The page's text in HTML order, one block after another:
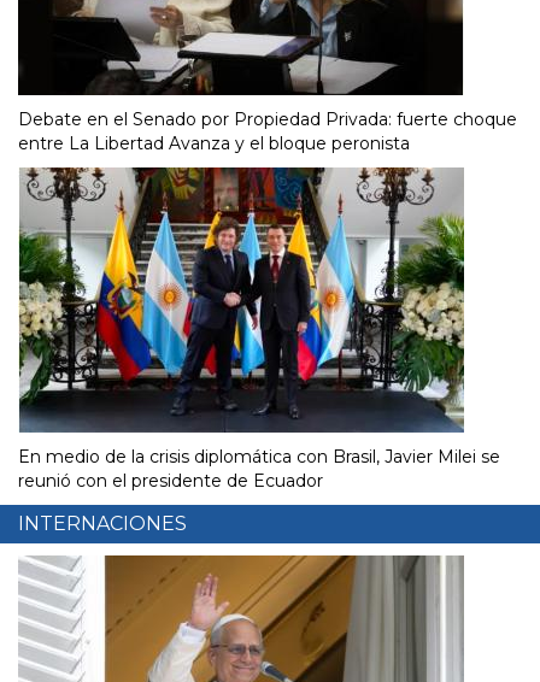
Debate en el Senado por Propiedad Privada: fuerte choque
entre La Libertad Avanza y el bloque peronista
En medio de la crisis diplomática con Brasil, Javier Milei se
reunió con el presidente de Ecuador
INTERNACIONES